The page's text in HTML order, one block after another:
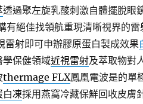
透過聚左旋乳酸刺激自體擺脫眼
有絕佳找領航重現清晰視界的雷
射即可申辦膠原蛋白製成效果
學保健領域近視雷射及萃取物對
thermage FLX鳳凰電波是的單
白凍採用燕窩冷藏保鮮回收皮膚